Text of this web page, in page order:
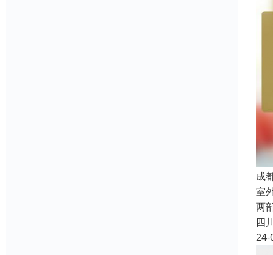
成
室
两
四
24-